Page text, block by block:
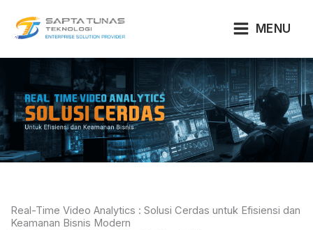
konten
MENU
Real-Time Video Analytics : Solusi Cerdas untuk Efisiensi dan
Keamanan Bisnis Modern